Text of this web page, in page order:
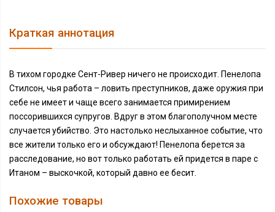
Краткая аннотация
В тихом городке Сент-Ривер ничего не происходит. Пенелопа
Стилсон, чья работа – ловить преступников, даже оружия при
себе не имеет и чаще всего занимается примирением
поссорившихся супругов. Вдруг в этом благополучном месте
случается убийство. Это настолько неслыханное событие, что
все жители только его и обсуждают! Пенелопа берется за
расследование, но вот только работать ей придется в паре с
Итаном – выскочкой, который давно ее бесит.
Похожие товары